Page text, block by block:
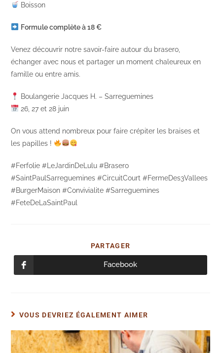
Boisson
Formule complète à 18 €
Venez découvrir notre savoir-faire autour du brasero,
échanger avec nous et partager un moment chaleureux en
famille ou entre amis.
Boulangerie Jacques H. – Sarreguemines
26, 27 et 28 juin
On vous attend nombreux pour faire crépiter les braises et
les papilles !
#Ferfolie #LeJardinDeLulu #Brasero
#SaintPaulSarreguemines #CircuitCourt #FermeDes3Vallees
#BurgerMaison #Convivialite #Sarreguemines
#FeteDeLaSaintPaul
PARTAGER
Ouvrir
dans
Facebook
VOUS DEVRIEZ ÉGALEMENT AIMER